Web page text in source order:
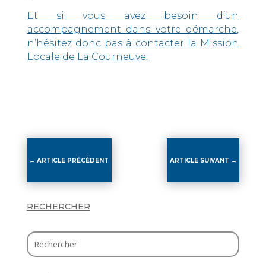
Et si vous avez besoin d’un
accompagnement dans votre démarche,
n’hésitez donc pas à contacter la Mission
Locale de La Courneuve.
←ARTICLE PRÉCÉDENT ARTICLE SUIVANT →
RECHERCHER